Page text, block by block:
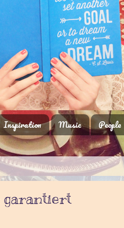
Inspiration Music People